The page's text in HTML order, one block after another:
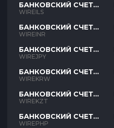
БАНКОВСКИЙ СЧЕТ
ILS
WIREILS
БАНКОВСКИЙ СЧЕТ
INR
WIREINR
БАНКОВСКИЙ СЧЕТ
JPY
WIREJPY
БАНКОВСКИЙ СЧЕТ
KRW
WIREKRW
БАНКОВСКИЙ СЧЕТ
KZT
WIREKZT
БАНКОВСКИЙ СЧЕТ
PHP
WIREPHP